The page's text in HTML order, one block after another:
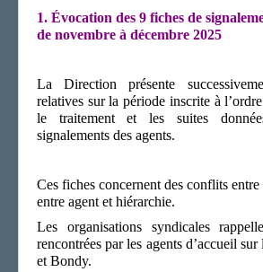
1. Évocation des 9 fiches de
de novembre à décembre 2025
La Direction présente
relatives surla période inscrite à
le traitement et les suites
signalements des agents.
Ces fiches concernent des conflits entre
entre agent et hiérarchie.
Les organisations syndicales
rencontrées par les agents d’accueil sur
et Bondy.